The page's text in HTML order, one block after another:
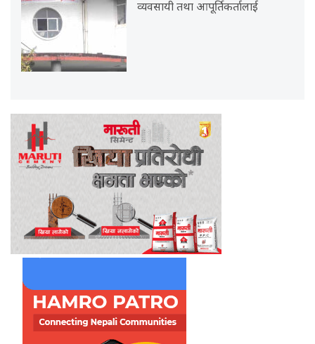
व्यवसायी तथा आपूर्तिकर्तालाई